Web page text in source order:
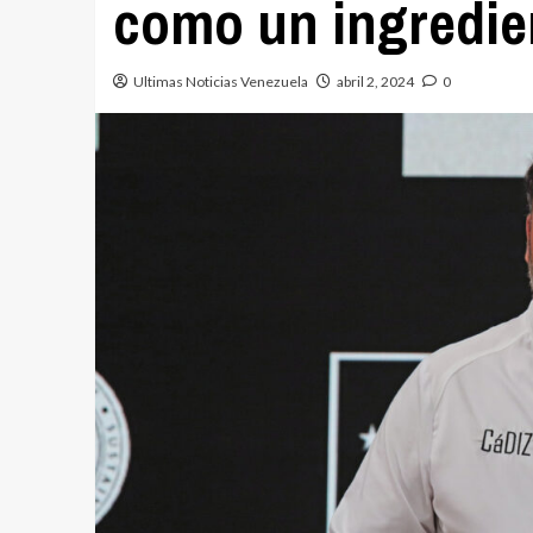
como un
Ultimas Noticias Venezuela abril 2, 2024 0